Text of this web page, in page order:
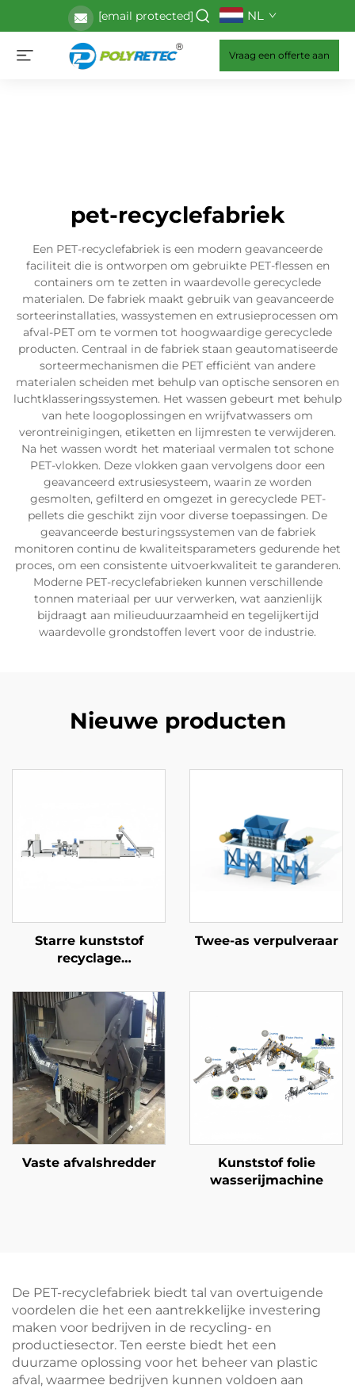
[email protected] NL
Vraag een offerte aan
pet-recyclefabriek
Een PET-recyclefabriek is een modern geavanceerde
faciliteit die is ontworpen om gebruikte PET-flessen en
containers om te zetten in waardevolle gerecyclede
materialen. De fabriek maakt gebruik van geavanceerde
sorteerinstallaties, wassystemen en extrusieprocessen om
afval-PET om te vormen tot hoogwaardige gerecyclede
producten. Centraal in de fabriek staan geautomatiseerde
sorteermechanismen die PET efficiënt van andere
materialen scheiden met behulp van optische sensoren en
luchtklasseringssystemen. Het wassen gebeurt met behulp
van hete loogoplossingen en wrijfvatwassers om
verontreinigingen, etiketten en lijmresten te verwijderen.
Na het wassen wordt het materiaal vermalen tot schone
PET-vlokken. Deze vlokken gaan vervolgens door een
geavanceerd extrusiesysteem, waarin ze worden
gesmolten, gefilterd en omgezet in gerecyclede PET-
pellets die geschikt zijn voor diverse toepassingen. De
geavanceerde besturingssystemen van de fabriek
monitoren continu de kwaliteitsparameters gedurende het
proces, om een consistente uitvoerkwaliteit te garanderen.
Moderne PET-recyclefabrieken kunnen verschillende
tonnen materiaal per uur verwerken, wat aanzienlijk
bijdraagt aan milieuduurzaamheid en tegelijkertijd
waardevolle grondstoffen levert voor de industrie.
Nieuwe producten
Starre kunststof
recyclage
Twee-as verpulveraar
Vaste afvalshredder
Kunststof folie
wasserijmachine
De PET-recyclefabriek biedt tal van overtuigende
voordelen die het een aantrekkelijke investering
maken voor bedrijven in de recycling- en
productiesector. Ten eerste biedt het een
duurzame oplossing voor het beheer van plastic
afval, waarmee bedrijven kunnen voldoen aan